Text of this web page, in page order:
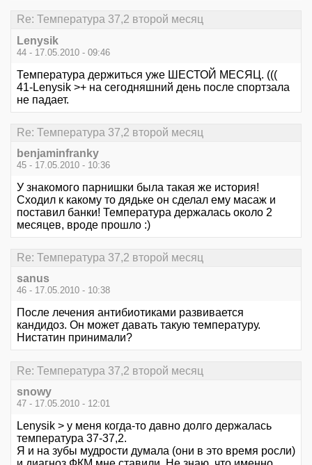
Re: Температура 37,2 второй месяц
Lenysik
44 - 17.05.2010 - 09:46
Температура держиться уже ШЕСТОЙ МЕСЯЦ. (((
41-Lenysik >+ на сегодняшний день после спортзала
не падает.
Re: Температура 37,2 второй месяц
benjaminfranky
45 - 17.05.2010 - 10:36
У знакомого парнишки была такая же история!
Сходил к какому то дядьке он сделал ему масаж и
поставил банки! Температура держалась около 2
месяцев, вроде прошло :)
Re: Температура 37,2 второй месяц
sanus
46 - 17.05.2010 - 10:38
После лечения антибиотиками развивается
кандидоз. Он может давать такую температуру.
Нистатин принимали?
Re: Температура 37,2 второй месяц
snowy
47 - 17.05.2010 - 12:01
Lenysik > у меня когда-то давно долго держалась
температура 37-37,2.
Я и на зубы мудрости думала (они в это время росли)